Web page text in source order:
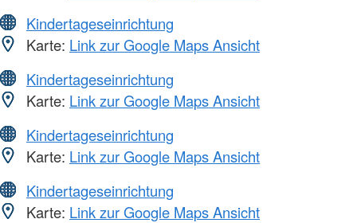
Kindertageseinrichtung
Karte: Link zur Google Maps Ansicht
Kindertageseinrichtung
Karte: Link zur Google Maps Ansicht
Kindertageseinrichtung
Karte: Link zur Google Maps Ansicht
Kindertageseinrichtung
Karte: Link zur Google Maps Ansicht